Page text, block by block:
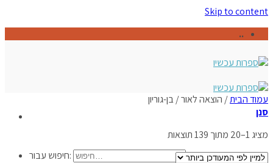
Skip to content
..
חיפוש עבור:
עמוד הבית/ הוצאה לאור/בן-גוריון
סנן
מציג 1–20 מתוך 139 תוצאות